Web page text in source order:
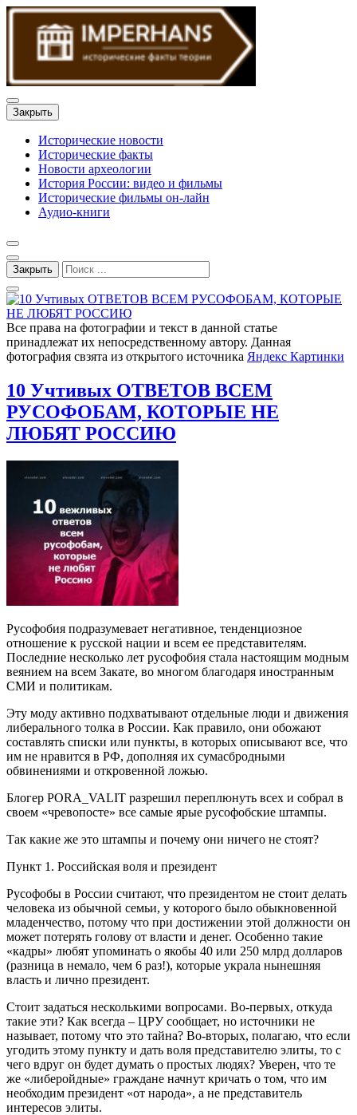
Закрыть
Исторические новости
Исторические факты
Новости археологии
История России: видео и фильмы
Исторические фильмы он-лайн
Аудио-книги
Закрыть
Все права на фотографии и текст в данной статье
принадлежат их непосредственному автору. Данная
фотография свзята из открытого источника Яндекс Картинки
10 Учтивых ОТВЕТОВ ВСЕМ
РУСОФОБАМ, КОТОРЫЕ НЕ
ЛЮБЯТ РОССИЮ
Русофобия подразумевает негативное, тенденциозное
отношение к русской нации и всем ее представителям.
Последние несколько лет русофобия стала настоящим модным
веянием на всем Закате, во многом благодаря иностранным
СМИ и политикам.
Эту моду активно подхватывают отдельные люди и движения
либерального толка в России. Как правило, они обожают
составлять списки или пункты, в которых описывают все, что
им не нравится в РФ, дополняя их сумасбродными
обвинениями и откровенной ложью.
Блогер PORA_VALIT разрешил переплюнуть всех и собрал в
своем «чревопосте» все самые ярые русофобские штампы.
Так какие же это штампы и почему они ничего не стоят?
Пункт 1. Российская воля и президент
Русофобы в России считают, что президентом не стоит делать
человека из обычной семьи, у которого было обыкновенной
младенчество, потому что при достижении этой должности он
может потерять голову от власти и денег. Особенно такие
«кадры» любят упоминать о якобы 40 или 250 млрд долларов
(разница в немало, чем 6 раз!), которые украла нынешняя
власть и лично президент.
Стоит задаться несколькими вопросами. Во-первых, откуда
такие эти? Как всегда – ЦРУ сообщает, но источники не
называет, потому что это тайна? Во-вторых, полагаю, что если
угодить этому пункту и дать воля представителю элиты, то с
чего вдруг он будет думать о простых людях? Уверен, что те
же «либеройдные» граждане начнут кричать о том, что им
необходим президент «от народа», а не представитель
интересов элиты.